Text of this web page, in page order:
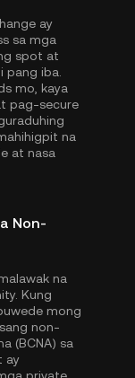
ay
sa mga
spot at
pang iba.
mo, kaya
pag-secure
na
at nasa
Non-
na
Kung
mong
non-
(BCNA) sa
ay